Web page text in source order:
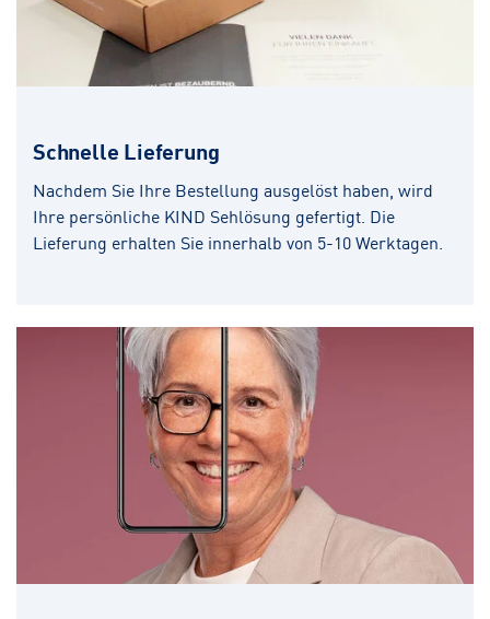
Schnelle Lieferung
Nachdem Sie Ihre Bestellung ausgelöst haben, wird
Ihre persönliche KIND Sehlösung gefertigt. Die
Lieferung erhalten Sie innerhalb von 5-10 Werktagen.